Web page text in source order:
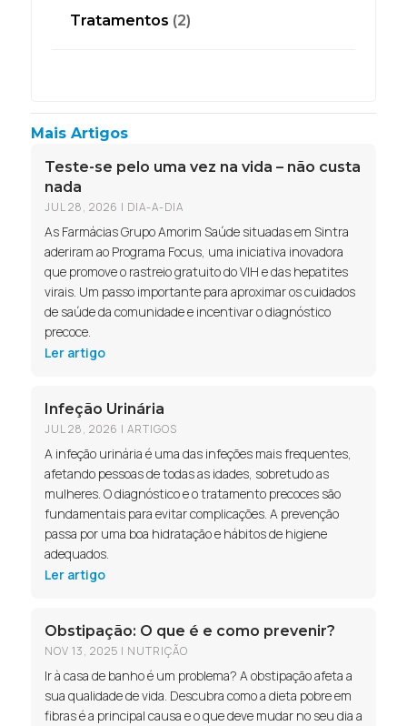
Tratamentos (2)
Mais Artigos
Teste-se pelo uma vez na vida – não custa
nada
JUL 28, 2026 | DIA-A-DIA
As Farmácias Grupo Amorim Saúde situadas em Sintra
aderiram ao Programa Focus, uma iniciativa inovadora
que promove o rastreio gratuito do VIH e das hepatites
virais. Um passo importante para aproximar os cuidados
de saúde da comunidade e incentivar o diagnóstico
precoce.
Ler artigo
Infeção Urinária
JUL 28, 2026 | ARTIGOS
A infeção urinária é uma das infeções mais frequentes,
afetando pessoas de todas as idades, sobretudo as
mulheres. O diagnóstico e o tratamento precoces são
fundamentais para evitar complicações. A prevenção
passa por uma boa hidratação e hábitos de higiene
adequados.
Ler artigo
Obstipação: O que é e como prevenir?
NOV 13, 2025 | NUTRIÇÃO
Ir à casa de banho é um problema? A obstipação afeta a
sua qualidade de vida. Descubra como a dieta pobre em
fibras é a principal causa e o que deve mudar no seu dia a